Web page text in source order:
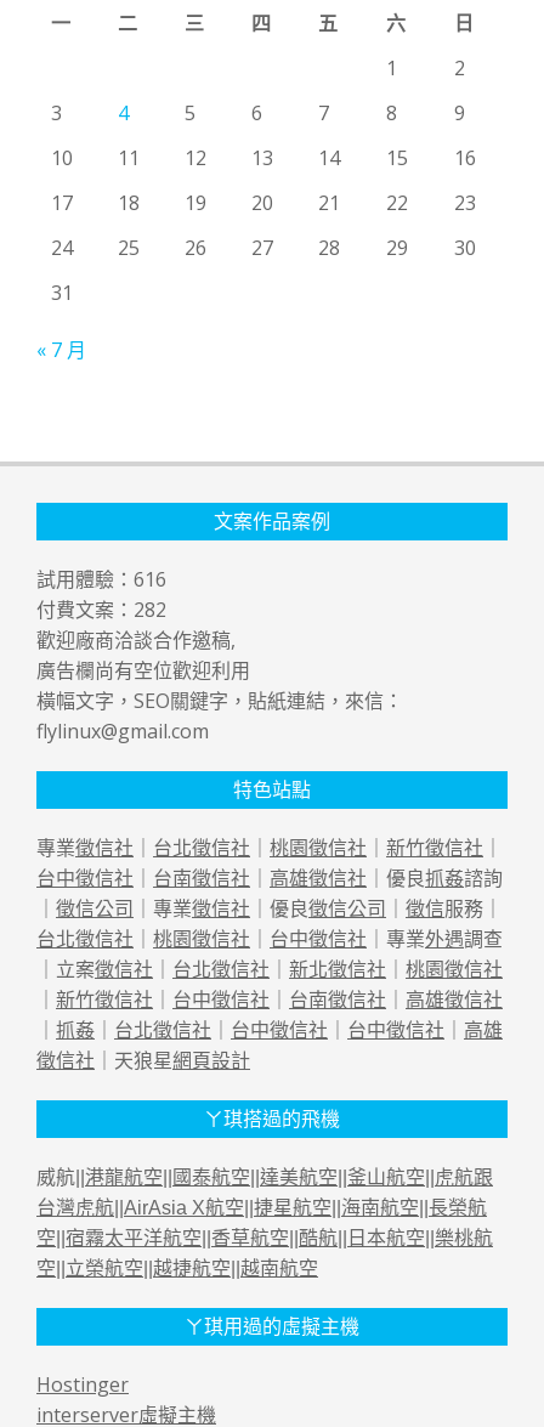
一
二 三 四 五 六
日
1
2
3
4 5 6 7 8
9
10
11 12 13 14 15
16
17
18 19 20 21 22
23
24
25 26 27 28 29
30
31
« 7 月
文案作品案例
試用體驗： 616
付費文案： 282
歡迎廠商洽談合作邀稿,
廣告欄尚有空位歡迎利用
橫幅文字，SEO關鍵字，貼紙連結，來信：
flylinux@gmail.com
特色站點
專業徵信社 ｜ 台北徵信社 ｜ 桃園徵信社 ｜ 新竹徵信社 ｜
台中徵信社 ｜ 台南徵信社 ｜ 高雄徵信社 ｜優良抓姦諮詢
｜ 徵信公司 ｜專業徵信社 ｜優良徵信公司 ｜ 徵信服務｜
台北徵信社 ｜ 桃園徵信社 ｜ 台中徵信社 ｜專業外遇調查
｜立案徵信社 ｜ 台北徵信社 ｜ 新北徵信社 ｜ 桃園徵信社
｜ 新竹徵信社 ｜ 台中徵信社 ｜ 台南徵信社 ｜ 高雄徵信社
｜ 抓姦 ｜ 台北徵信社 ｜ 台中徵信社 ｜ 台中徵信社 ｜ 高雄
徵信社 ｜天狼星網頁設計
ㄚ琪搭過的飛機
威航|| 港龍航空 國泰航空 達美航空 釜山航空
虎航跟
台灣虎航 AirAsia X航空 捷星航空 海南航空 長榮航
空 宿霧太平洋航空 香草航空 酷航 日本航空 樂桃航
空 立榮航空 越捷航空 越南航空
ㄚ琪用過的虛擬主機
Hostinger
interserver虛擬主機